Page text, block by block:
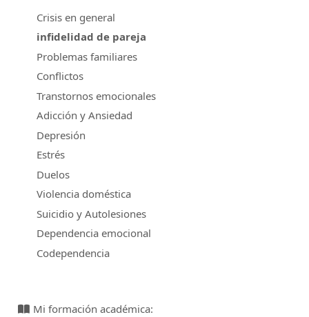
Crisis en general
infidelidad de pareja
Problemas familiares
Conflictos
Transtornos emocionales
Adicción y Ansiedad
Depresión
Estrés
Duelos
Violencia doméstica
Suicidio y Autolesiones
Dependencia emocional
Codependencia
Mi formación académica: